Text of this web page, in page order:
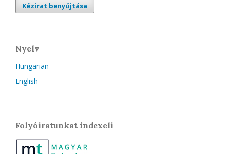
Kézirat benyújtása
Nyelv
Hungarian
English
Folyóiratunkat indexeli